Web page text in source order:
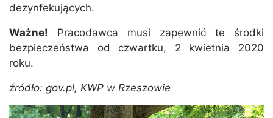
dezynfekujących.
Ważne! Pracodawca musi zapewnić te środki
bezpieczeństwa od czwartku, 2 kwietnia 2020
roku.
źródło: gov.pl, KWP w Rzeszowie